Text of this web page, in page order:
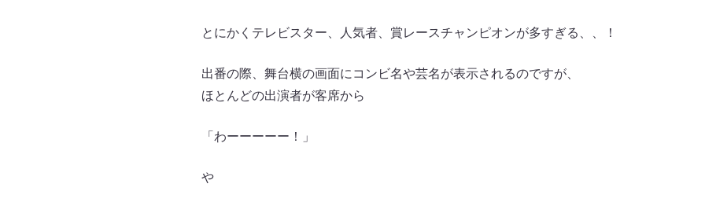
とにかくテレビスター、人気者、賞レースチャンピオンが多すぎる、、！
出番の際、舞台横の画面にコンビ名や芸名が表示されるのですが、
ほとんどの出演者が客席から
「わーーーーー！」
や